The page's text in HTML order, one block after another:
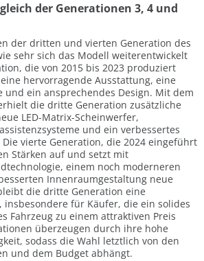
der Generationen 3, 4 und
der dritten und vierten Generation des
sehr sich das Modell weiterentwickelt
die von 2015 bis 2023 produziert
hervorragende Ausstattung, eine
ein ansprechendes Design. Mit dem
die dritte Generation zusätzliche
LED-Matrix-Scheinwerfer,
und ein verbessertes
vierte Generation, die 2024 eingeführt
Stärken auf und setzt mit
einem noch moderneren
Innenraumgestaltung neue
die dritte Generation eine
insbesondere für Käufer, die ein solides
Fahrzeug zu einem attraktiven Preis
überzeugen durch ihre hohe
sodass die Wahl letztlich von den
und dem Budget abhängt.